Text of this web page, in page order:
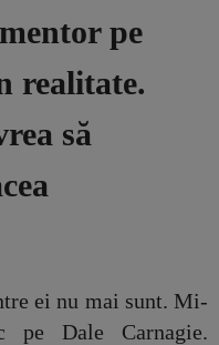
pe
realitate.
să
ei nu mai sunt. Mi-
Dale Carnagie.